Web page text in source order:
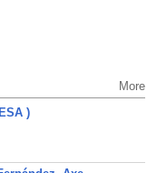
More
)